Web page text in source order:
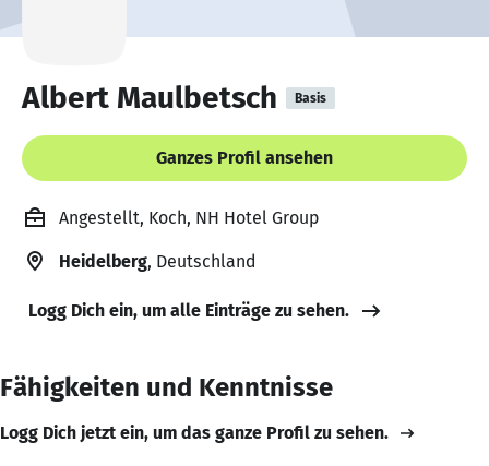
Albert Maulbetsch Basis
Ganzes Profil ansehen
Angestellt, Koch, NH Hotel Group
Heidelberg, Deutschland
Logg Dich ein, um alle Einträge zu sehen.
Fähigkeiten und Kenntnisse
Logg Dich jetzt ein, um das ganze Profil zu sehen.